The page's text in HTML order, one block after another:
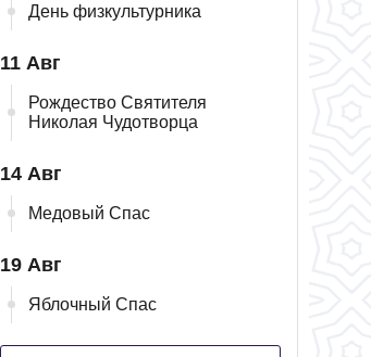
День физкультурника
11 Авг
Рождество Святителя
Николая Чудотворца
14 Авг
Медовый Спас
19 Авг
Яблочный Спас